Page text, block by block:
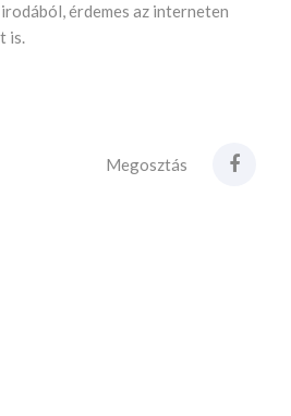
érdemes az interneten
is.
Megosztás